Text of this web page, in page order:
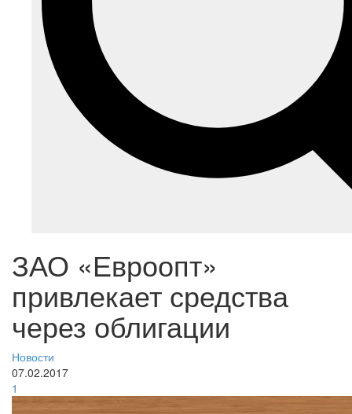
ЗАО «Евроопт»
привлекает средства
через облигации
Новости
07.02.2017
1